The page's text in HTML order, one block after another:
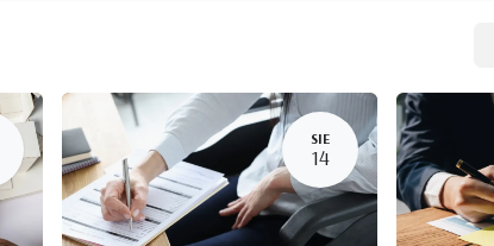
SIE
14